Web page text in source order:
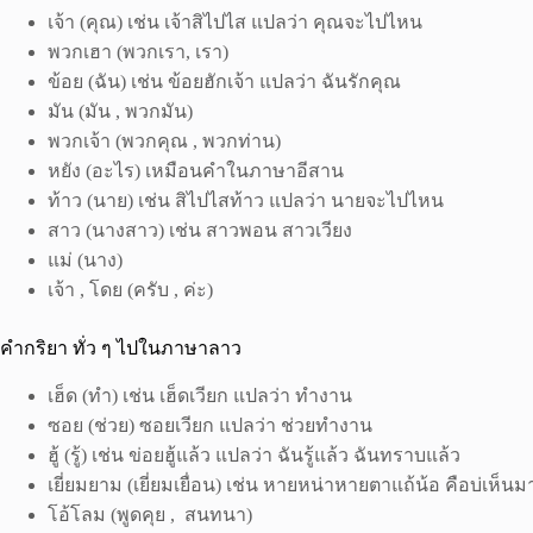
เจ้า (คุณ) เช่น เจ้าสิไปไส แปลว่า คุณจะไปไหน
พวกเฮา (พวกเรา, เรา)
ข้อย (ฉัน) เช่น ข้อยฮักเจ้า แปลว่า ฉันรักคุณ
มัน (มัน , พวกมัน)
พวกเจ้า (พวกคุณ , พวกท่าน)
หยัง (อะไร) เหมือนคำในภาษาอีสาน
ท้าว (นาย) เช่น สิไปไสท้าว แปลว่า นายจะไปไหน
สาว (นางสาว) เช่น สาวพอน สาวเวียง
แม่ (นาง)
เจ้า , โดย (ครับ , ค่ะ)
คำกริยา ทั่ว ๆ ไปในภาษาลาว
เฮ็ด (ทำ) เช่น เฮ็ดเวียก แปลว่า ทำงาน
ซอย (ช่วย) ซอยเวียก แปลว่า ช่วยทำงาน
ฮู้ (รู้) เช่น ข่อยฮู้แล้ว แปลว่า ฉันรู้แล้ว ฉันทราบแล้ว
เยี่ยมยาม (เยี่ยมเยื่อน) เช่น หายหน่าหายตาแถ้น้อ คือบ่เห็น
โอ้โลม (พูดคุย , สนทนา)